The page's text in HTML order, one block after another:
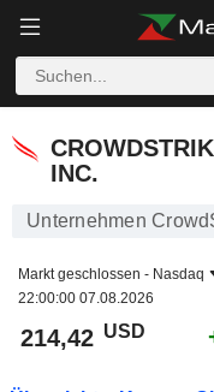
INC.
Unternehmen
Markt geschlossen - Nasdaq
22:00:00 07.08.2026
214,42 USD